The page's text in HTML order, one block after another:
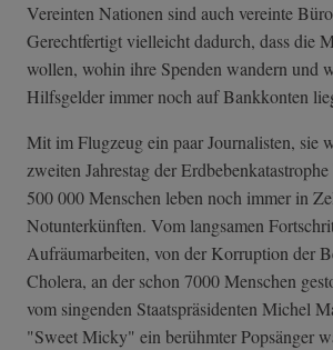
Vereinten Nationen sind auch vereinte
Gerechtfertigt vielleicht dadurch, dass die
wollen, wohin ihre Spenden wandern und
Hilfsgelder immer noch auf Bankkonten
Mit im Flugzeug ein paar Journalisten, sie
zweiten Jahrestag der
500 000 Menschen leben noch immer in
Notunterkünften. Vom langsamen
Aufräumarbeiten, von der Korruption der
Cholera, an der schon 7000 Menschen
vom singenden Staatspräsidenten Michel
"Sweet Micky" ein berühmter Popsänger